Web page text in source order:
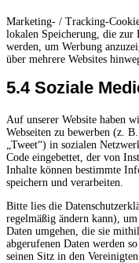
Marketing- / Tracking-
lokalen Speicherung, die
werden, um Werbung
über mehrere Websites
5.4 Soziale
Auf unserer Website haben
Webseiten zu bewerben (z.
„Tweet“) in sozialen
Code eingebettet, der von
Inhalte können bestimmte
speichern und verarbeiten.
Bitte lies die
regelmäßig ändern kann),
Daten umgehen, die sie
abgerufenen Daten werden
seinen Sitz in den